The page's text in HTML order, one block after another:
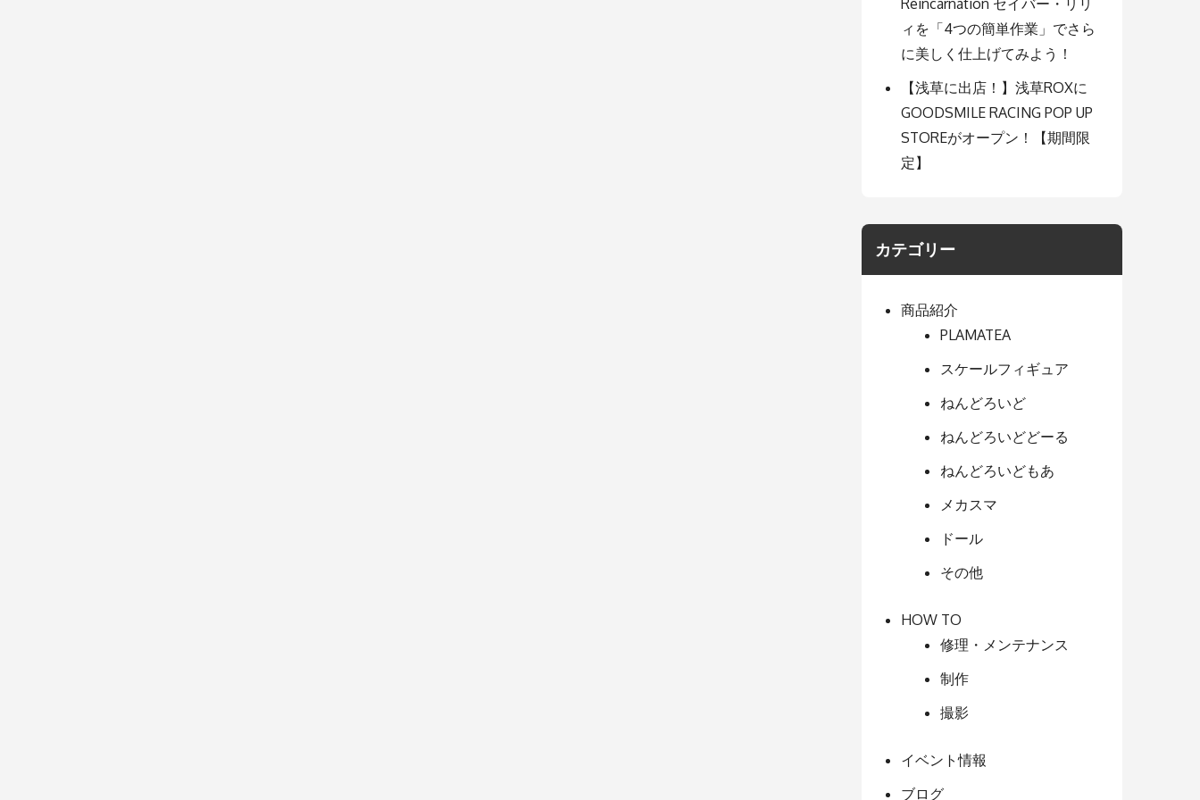
Reincarnation セイバー・リリ
ィを「4つの簡単作業」でさら
に美しく仕上げてみよう！
【浅草に出店！】浅草ROXに
GOODSMILE RACING POP UP
STOREがオープン！【期間限
定】
カテゴリー
商品紹介
PLAMATEA
スケールフィギュア
ねんどろいど
ねんどろいどどーる
ねんどろいどもあ
メカスマ
ドール
その他
HOW TO
修理・メンテナンス
制作
撮影
イベント情報
ブログ